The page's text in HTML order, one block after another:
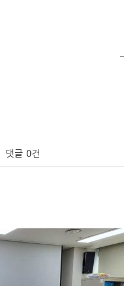
댓글 0건